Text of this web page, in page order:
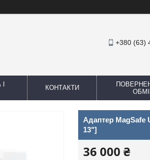
+380 (63)
КОНТАКТИ
Адаптер MagSafe
13"]
36 000 ₴